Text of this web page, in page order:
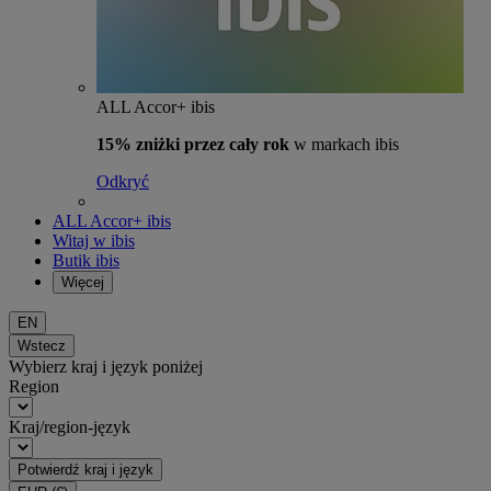
ALL Accor+ ibis
15% zniżki przez cały rok w markach ibis
Odkryć
ALL Accor+ ibis
Witaj w ibis
Butik ibis
Więcej
EN
Wstecz
Wybierz kraj i język poniżej
Region
Kraj/region-język
Potwierdź kraj i język